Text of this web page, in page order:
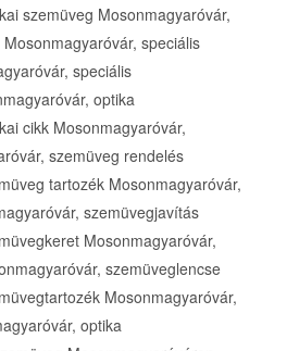
szemüveg Mosonmagyaróvár,
speciális
speciális
optika
cikk Mosonmagyaróvár,
szemüveg rendelés
tartozék Mosonmagyaróvár,
szemüvegjavítás
Mosonmagyaróvár,
szemüveglencse
Mosonmagyaróvár,
optika